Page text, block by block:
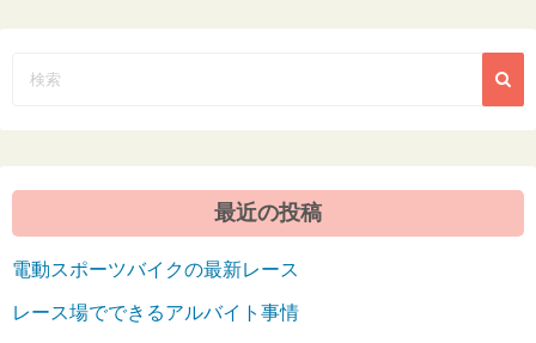
最近の投稿
電動スポーツバイクの最新レース
レース場でできるアルバイト事情